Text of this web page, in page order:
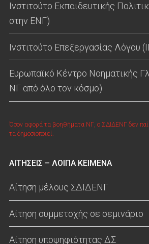
Ινστιτούτο Εκπαιδευτικής
στην ΕΝΓ)
Ινστιτούτο Επεξεργασίας Λόγου
Ευρωπαϊκό Κέντρο Νοηματικής
ΝΓ από όλο τον κόσμο)
Όσον αφορά τα βοηθήματα ΝΓ, ο ΣΔΙΔΕΝΓ δεν
τα δημοσιοποιεί.
ΑΙΤΗΣΕΙΣ – ΛΟΙΠΑ ΚΕΙΜΕΝΑ
Αίτηση μέλους ΣΔΙΔΕΝΓ
Αίτηση συμμετοχής σε σεμινάριο
Αίτηση υποψηφιότητας ΔΣ